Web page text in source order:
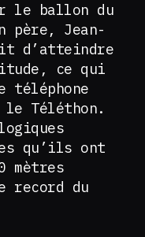
le ballon du
père, Jean-
d’atteindre
ce qui
téléphone
le Téléthon.
qu’ils ont
mètres
record du